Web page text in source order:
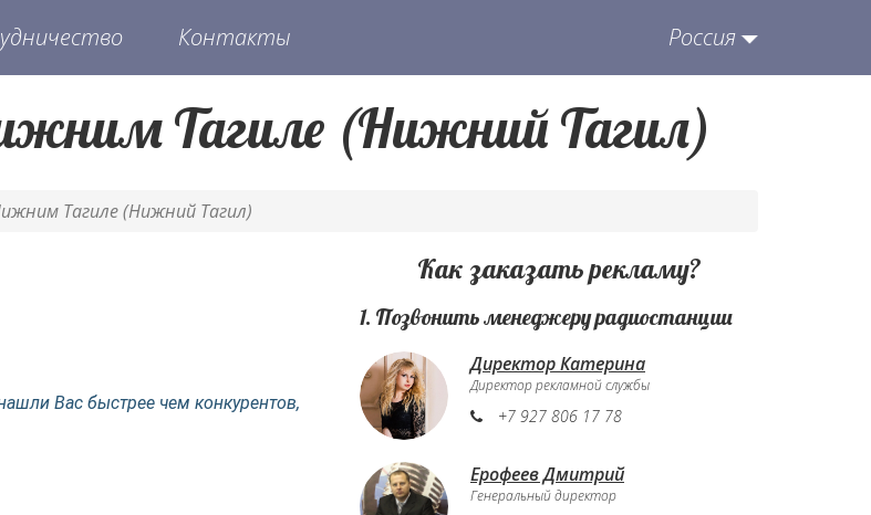
Контакты Россия
Тагиле (Нижний Тагил)
Тагиле (Нижний Тагил)
Вас быстрее чем конкурентов,
Как заказать рекламу?
1. Позвонить менеджеру радиостанции
Директор Катерина
Директор рекламной службы
+7 927 806 17 78
Ерофеев Дмитрий
Генеральный директор